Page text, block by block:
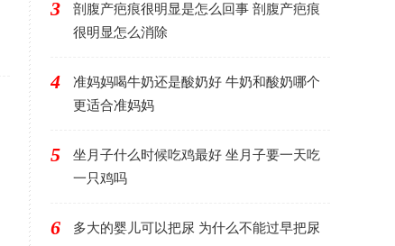
3
剖腹产疤痕很明显是怎么回事 剖腹产疤痕
很明显怎么消除
4
准妈妈喝牛奶还是酸奶好 牛奶和酸奶哪个
更适合准妈妈
5
坐月子什么时候吃鸡最好 坐月子要一天吃
一只鸡吗
6 多大的婴儿可以把尿 为什么不能过早把尿